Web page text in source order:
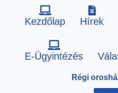
Kezdőlap Hírek
E-Ügyintézés
Régi